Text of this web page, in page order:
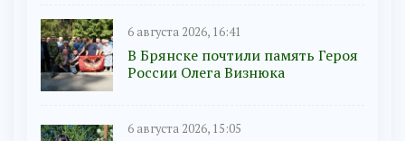
6 августа 2026, 16:41
В Брянске почтили память Героя
России Олега Визнюка
6 августа 2026, 15:05